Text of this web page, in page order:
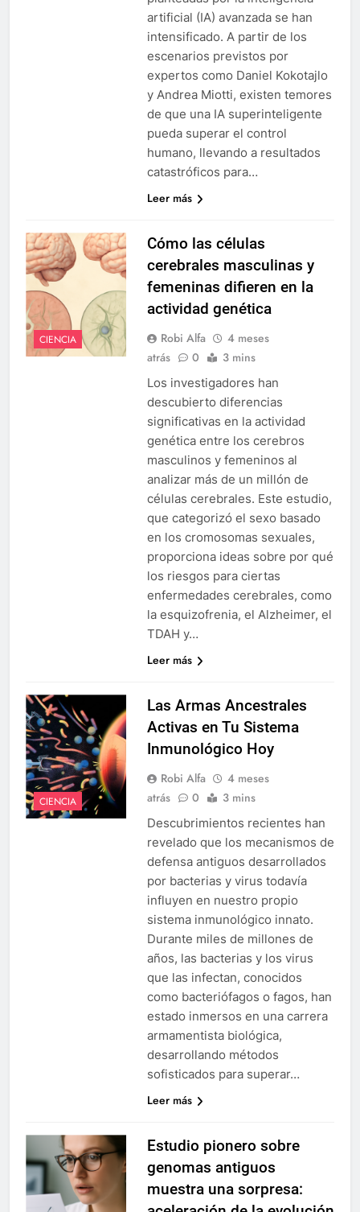
artificial (IA) avanzada se han
intensificado. A partir de los
escenarios previstos por
expertos como Daniel Kokotajlo
y Andrea Miotti, existen temores
de que una IA superinteligente
pueda superar el control
humano, llevando a resultados
catastróficos para…
Leer más
CIENCIA
Cómo las células
cerebrales masculinas y
femeninas difieren en la
actividad genética
Robi Alfa
4 meses
atrás
0 3 mins
Los investigadores han
descubierto diferencias
significativas en la actividad
genética entre los cerebros
masculinos y femeninos al
analizar más de un millón de
células cerebrales. Este estudio,
que categorizó el sexo basado
en los cromosomas sexuales,
proporciona ideas sobre por qué
los riesgos para ciertas
enfermedades cerebrales, como
la esquizofrenia, el Alzheimer, el
TDAH y…
Leer más
CIENCIA
Las Armas Ancestrales
Activas en Tu Sistema
Inmunológico Hoy
Robi Alfa
4 meses
atrás
0 3 mins
Descubrimientos recientes han
revelado que los mecanismos de
defensa antiguos desarrollados
por bacterias y virus todavía
influyen en nuestro propio
sistema inmunológico innato.
Durante miles de millones de
años, las bacterias y los virus
que las infectan, conocidos
como bacteriófagos o fagos, han
estado inmersos en una carrera
armamentista biológica,
desarrollando métodos
sofisticados para superar…
Leer más
Estudio pionero sobre
genomas antiguos
muestra una sorpresa: